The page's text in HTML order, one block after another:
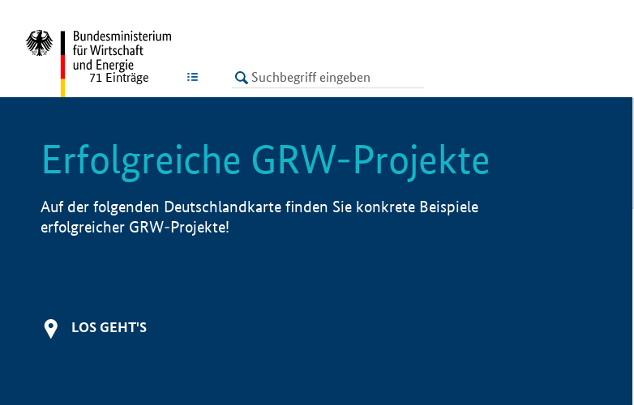
LISTE
71 Einträge
Erfolgreiche GRW-Projekte
Auf der folgenden Deutschlandkarte finden Sie konkrete Beispiele
erfolgreicher GRW-Projekte!
LOS GEHT'S